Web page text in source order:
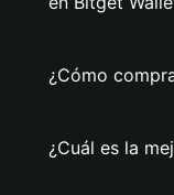
¿Cómo
¿Cuál es la